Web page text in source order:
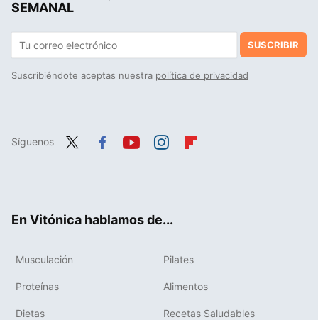
SEMANAL
SUSCRIBIR
Suscribiéndote aceptas nuestra política de privacidad
Síguenos
En Vitónica hablamos de...
Musculación Pilates
Proteínas Alimentos
Dietas Recetas Saludables